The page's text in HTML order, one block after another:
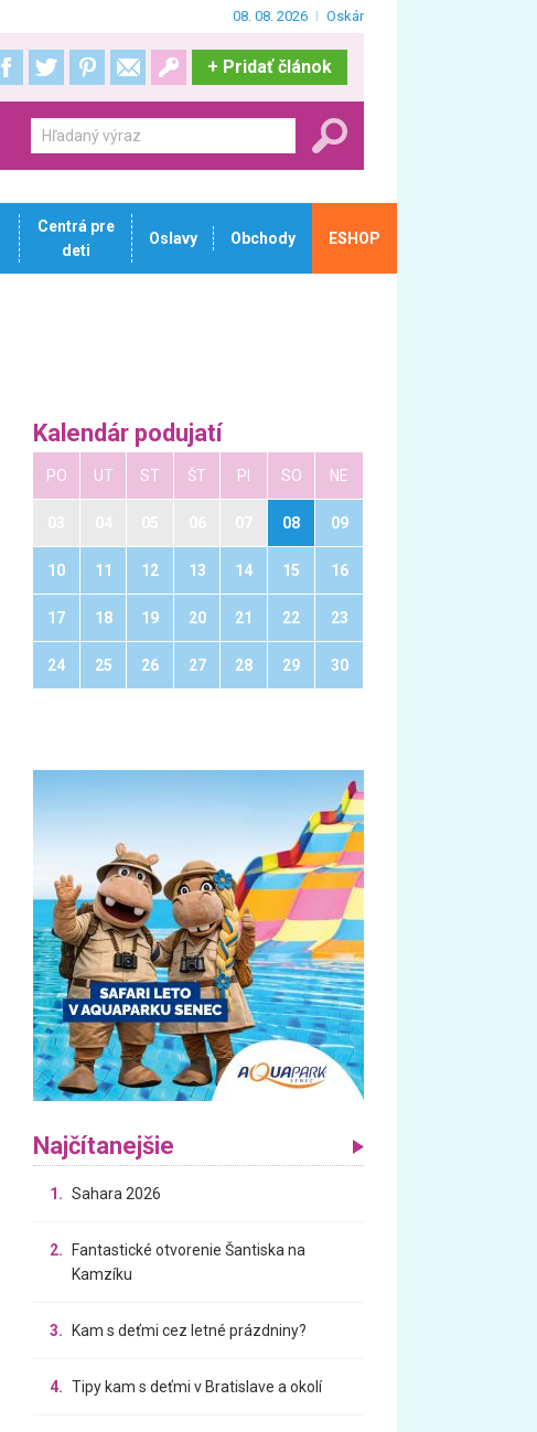
08. 08. 2026 Oskár
+ Pridať článok
Centrá pre
deti
Oslavy Obchody ESHOP
Kalendár podujatí
PO UT ST ŠT PI SO NE
08 09
10 11 12 13 14 15 16
17 18 19 20 21 22 23
24 25 26 27 28 29 30
Najčítanejšie
1. Sahara 2026
2.
Fantastické otvorenie Šantiska na
Kamzíku
3. Kam s deťmi cez letné prázdniny?
4. Tipy kam s deťmi v Bratislave a okolí